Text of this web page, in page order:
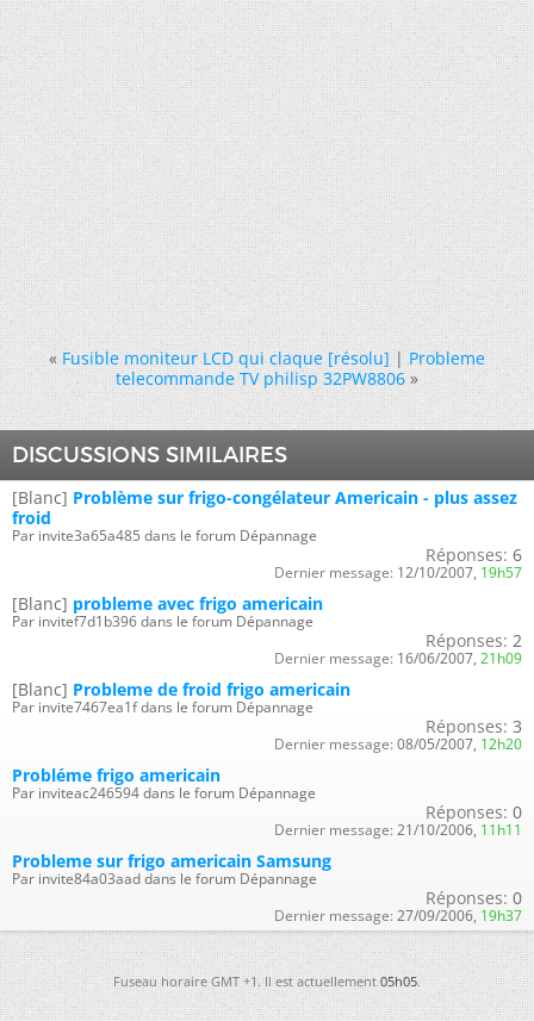
« Fusible moniteur LCD qui claque [résolu]|Probleme
telecommande TV philisp 32PW8806 »
DISCUSSIONS SIMILAIRES
[Blanc] Problème sur frigo-congélateur Americain - plus assez
froid
Par invite3a65a485 dans le forum Dépannage
Réponses: 6
Dernier message: 12/10/2007, 19h57
[Blanc] probleme avec frigo americain
Par invitef7d1b396 dans le forum Dépannage
Réponses: 2
Dernier message: 16/06/2007, 21h09
[Blanc] Probleme de froid frigo americain
Par invite7467ea1f dans le forum Dépannage
Réponses: 3
Dernier message: 08/05/2007, 12h20
Probléme frigo americain
Par inviteac246594 dans le forum Dépannage
Réponses: 0
Dernier message: 21/10/2006, 11h11
Probleme sur frigo americain Samsung
Par invite84a03aad dans le forum Dépannage
Réponses: 0
Dernier message: 27/09/2006, 19h37
Fuseau horaire GMT +1. Il est actuellement05h05.